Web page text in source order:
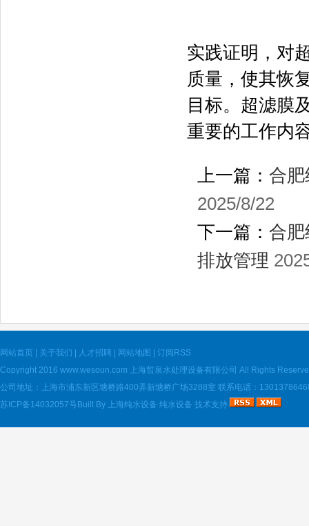
实践证明，对
质量，使其恢
目标。超滤膜
重要的工作内
上一篇： 合肥
2025/8/22
下一篇： 合肥
排放管理
网站首页 关于我们 人才招聘 网站地图
订阅RSS
Copyright 2016 www.wesoun.com 上海皙泉水处理设备有限公司 All Rights
公司地址：上海市浦东新区塘桥路400弄新塘桥广场3288室 联系电话：
苏ICP备14032057号 Built By 上海纯水设备 纯水设备 技术支持